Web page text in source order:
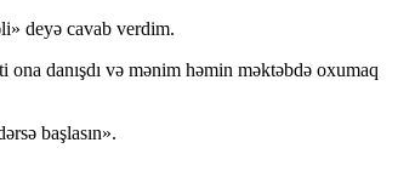
deyə cavab verdim.
danışdı və mənim həmin məktəbdə oxumaq
başlasın».